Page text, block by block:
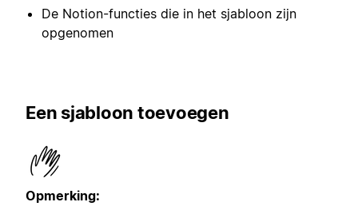
De Notion-functies die in het sjabloon zijn
opgenomen
Een sjabloon toevoegen
Opmerking: